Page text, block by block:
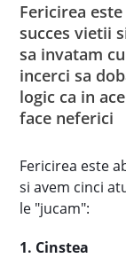
Fericirea
succes vietii
sa invatam
incerci sa
logic ca in
face neferici
Fericirea este
si avem cinci
le "jucam":
1. Cinstea